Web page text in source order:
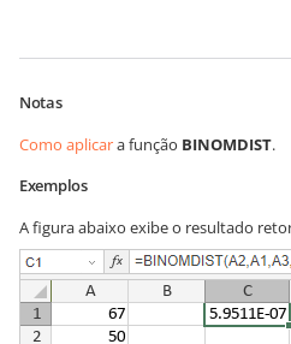
Notas
Como aplicara função BINOMDIST.
Exemplos
A figura abaixo exibe o resultado